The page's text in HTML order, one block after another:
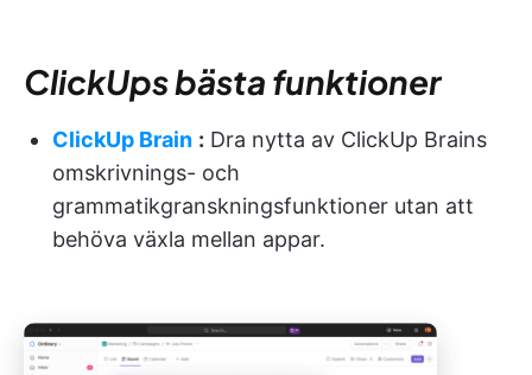
ClickUps bästa funktioner
ClickUp Brain : Dra nytta av ClickUp Brains
omskrivnings- och
grammatikgranskningsfunktioner utan att
behöva växla mellan appar.